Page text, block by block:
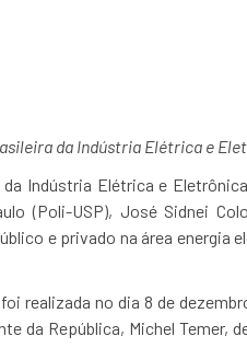
da Indústria Elétrica e
Indústria Elétrica e
(Poli-USP), José Sidnei
e privado na área
realizada no dia 8 de
da República, Michel Temer,